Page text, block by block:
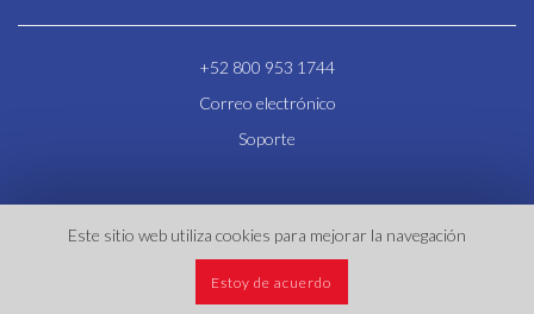
Este sitio web utiliza cookies para mejorar la navegación
Estoy de acuerdo
+52 800 953 1744
Correo electrónico
Soporte
Términos y Condiciones| Contacto
© Todos los derechos reservados